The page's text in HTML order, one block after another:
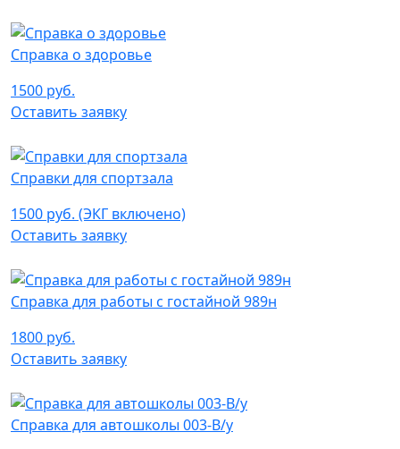
Справка о здоровье
1500 руб.
Оставить заявку
Справки для спортзала
1500 руб. (ЭКГ включено)
Оставить заявку
Справка для работы с гостайной 989н
1800 руб.
Оставить заявку
Справка для автошколы 003-В/у